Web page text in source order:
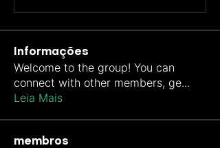
Informações
Welcome to the group! You can
connect with other members, ge...
Leia Mais
membros